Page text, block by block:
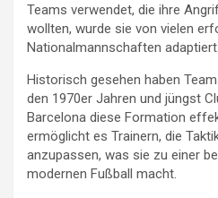
Teams verwendet, die ihre
wollten, wurde sie von vielen
Nationalmannschaften adaptiert.
Historisch gesehen haben
den 1970er Jahren und jüngst
Barcelona diese Formation
ermöglicht es Trainern, die
anzupassen, was sie zu einer
modernen Fußball macht.